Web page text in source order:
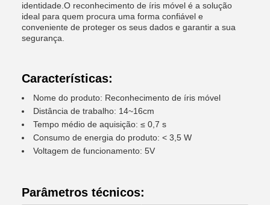
identidade.O reconhecimento de íris móvel é a solução
ideal para quem procura uma forma confiável e
conveniente de proteger os seus dados e garantir a sua
segurança.
Características:
Nome do produto: Reconhecimento de íris móvel
Distância de trabalho: 14~16cm
Tempo médio de aquisição: ≤ 0,7 s
Consumo de energia do produto: < 3,5 W
Voltagem de funcionamento: 5V
Parâmetros técnicos: